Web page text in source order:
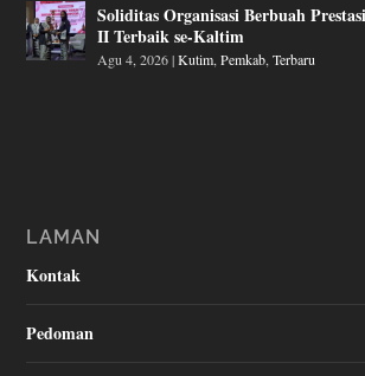
Soliditas Organisasi Berbuah
II Terbaik se-Kaltim
Agu 4, 2026|Kutim ,Pemkab ,Terbaru
LAMAN
Kontak
Pedoman